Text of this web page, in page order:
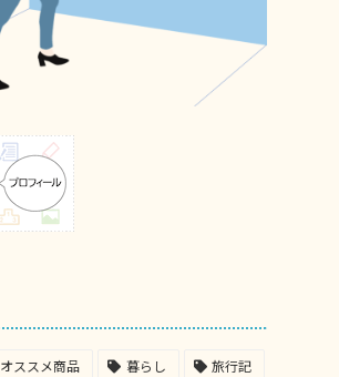
オススメ商品 暮らし
旅行記